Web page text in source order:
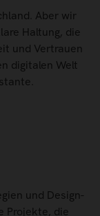
Aber wir
Haltung, die
und Vertrauen
digitalen Welt
und Design-
Projekte, die